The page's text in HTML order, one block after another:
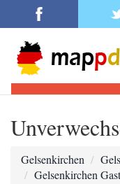
Gelsenkirchen
Gelsenkirchen